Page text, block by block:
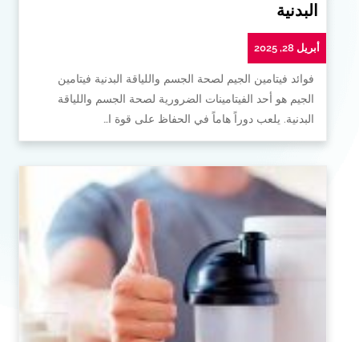
البدنية
أبريل 28, 2025
فوائد فيتامين الجيم لصحة الجسم واللياقة البدنية فيتامين
الجيم هو أحد الفيتامينات الضرورية لصحة الجسم واللياقة
البدنية. يلعب دوراً هاماً في الحفاظ على قوة ا…